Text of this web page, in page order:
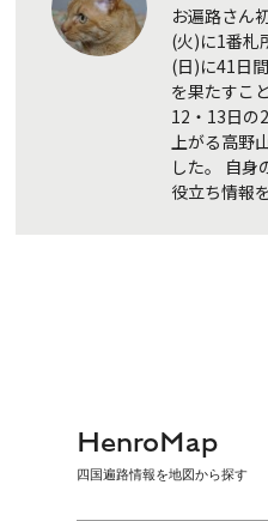
お遍路さん
(火)に1番札
(日)に41日
を果たすこ
12・13日の
上がる高野
した。 自身
役立ち情報
HenroMap
四国遍路情報を地図から探す